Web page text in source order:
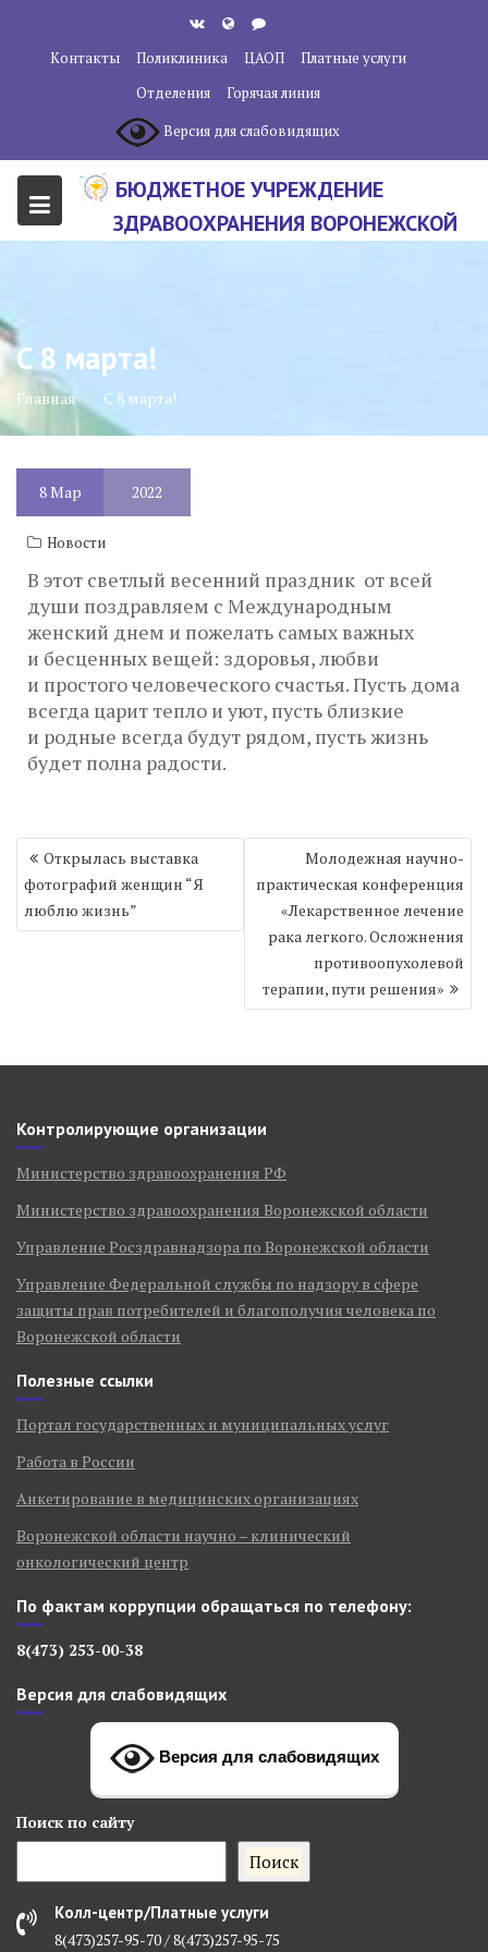
содержанию
Контакты Поликлиника ЦАОП
Платные услуги
Отделения
Горячая линия
Версия для слабовидящих
БЮДЖЕТНОЕ УЧРЕЖДЕНИЕ
ЗДРАВООХРАНЕНИЯ ВОРОНЕЖСКОЙ
ЦЕНТР"
C 8 марта!
Главная C 8 марта!
8Мар 2022
Новости
В этот светлый весенний праздник от всей
души поздравляем с Международным
женский днем и пожелать самых важных
и бесценных вещей: здоровья, любви
и простого человеческого счастья. Пусть дома
всегда царит тепло и уют, пусть близкие
и родные всегда будут рядом, пусть жизнь
будет полна радости.
Навигация
по
записям
Открылась выставка
фотографий женщин “Я
люблю жизнь”
Молодежная научно-
практическая конференция
«Лекарственное лечение
рака легкого. Осложнения
противоопухолевой
терапии, пути решения»
Контролирующие организации
Министерство здравоохранения РФ
Министерство здравоохранения Воронежской области
Управление Росздравнадзора по Воронежской области
Управление Федеральной службы по надзору в сфере
защиты прав потребителей и благополучия человека по
Воронежской области
Полезные ссылки
Портал государственных и муниципальных услуг
Работа в России
Анкетирование в медицинских организациях
Воронежской области научно – клинический
онкологический центр
По фактам коррупции обращаться по телефону:
8(473) 253-00-38
Версия для слабовидящих
Версия для слабовидящих
Поиск по сайту
Поиск
Колл-центр/Платные услуги
8(473)257-95-70 / 8(473)257-95-75